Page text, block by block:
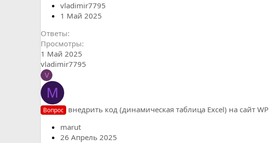
vladimir7795
1 Май 2025
Ответы
Просмотры
1 Май 2025
vladimir7795
V
M
Вопрос внедрить код (динамическая таблица Excel) на сайт WP
marut
26 Апрель 2025